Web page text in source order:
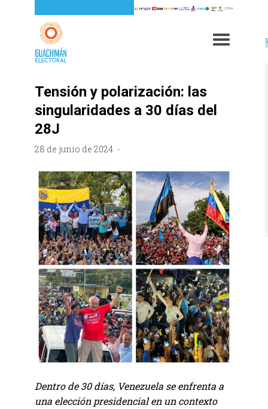
Tensión y polarización: las
singularidades a 30 días del
28J
28 de junio de 2024
Dentro de 30 días, Venezuela se enfrenta a
una elección presidencial en un contexto